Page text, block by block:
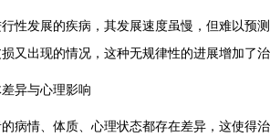
发展的疾病，其发展速度虽慢，但难以预
又出现的情况，这种无规律性的进展增加了
异与心理影响
情、体质、心理状态都存在差异，这使得治